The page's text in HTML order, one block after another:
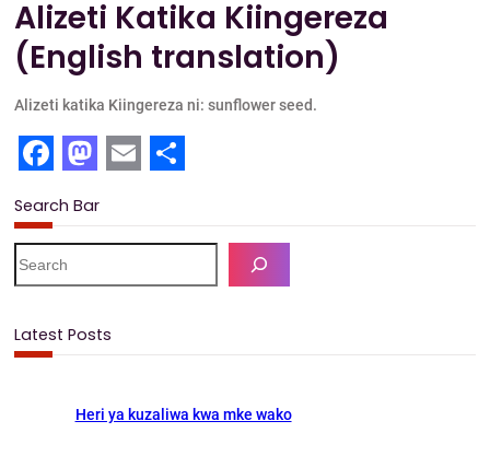
Alizeti Katika Kiingereza
(English translation)
Alizeti katika Kiingereza ni: sunflower seed.
a
c
e
b
o
a
s
t
o
d
o
n
m
a
i
l
h
a
r
Search Bar
e
c
Latest Posts
Heri ya kuzaliwa kwa mke wako